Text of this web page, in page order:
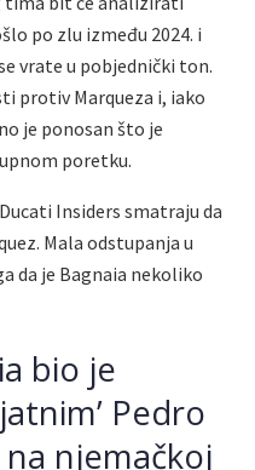
po zlu između 2024. i
vrate u pobjednički ton.
protiv Marqueza i, iako
je ponosan što je
poretku.
Insiders smatraju da
Mala odstupanja u
da je Bagnaia nekoliko
bio je
Pedro
njemačkoj